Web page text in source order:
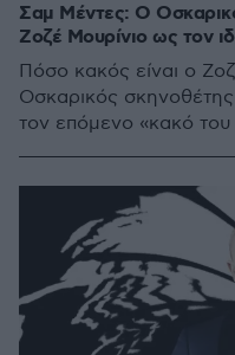
Σαμ Μέντες: Ο
Ζοζέ Μουρίνιο ως τον
Πόσο κακός είναι ο
Οσκαρικός
τον επόμενο «κακό